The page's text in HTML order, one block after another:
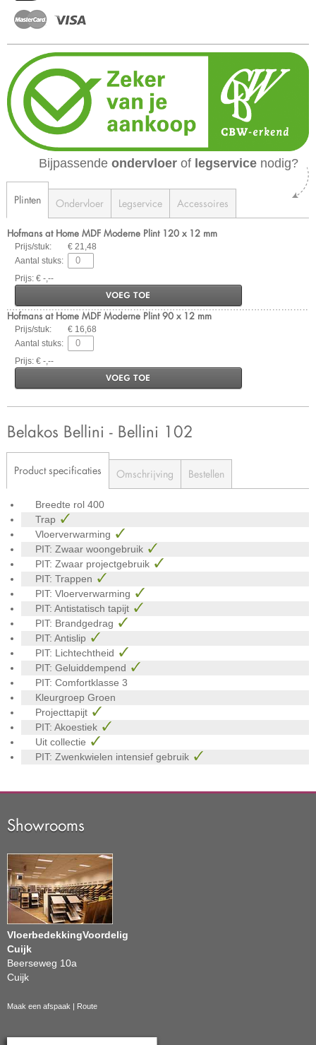
Bijpassende ondervloer of legservice nodig?
Plinten Ondervloer Legservice Accessoires
Hofmans at Home MDF Moderne Plint 120 x 12 mm
Prijs/stuk:
€ 21,48
Aantal stuks:
Prijs: € -,--
VOEG TOE
Hofmans at Home MDF Moderne Plint 90 x 12 mm
Prijs/stuk:
€ 16,68
Aantal stuks:
Prijs: € -,--
VOEG TOE
Belakos Bellini - Bellini 102
Product specificaties Omschrijving Bestellen
Breedte rol 400
Trap
Vloerverwarming
PIT: Zwaar woongebruik
PIT: Zwaar projectgebruik
PIT: Trappen
PIT: Vloerverwarming
PIT: Antistatisch tapijt
PIT: Brandgedrag
PIT: Antislip
PIT: Lichtechtheid
PIT: Geluiddempend
PIT: Comfortklasse 3
Kleurgroep Groen
Projecttapijt
PIT: Akoestiek
Uit collectie
PIT: Zwenkwielen intensief gebruik
Showrooms
VloerbedekkingVoordelig
Cuijk
Beerseweg 10a
Cuijk
Maak een afspaak | Route